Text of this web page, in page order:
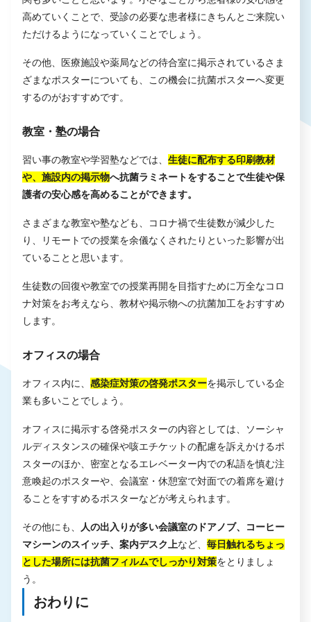
高めていくことで、受診の必要な患者様にきちんとご来院い
ただけるようになっていくことでしょう。
その他、医療施設や薬局などの待合室に掲示されているさま
ざまなポスターについても、この機会に抗菌ポスターへ変更
するのがおすすめです。
教室・塾の場合
習い事の教室や学習塾などでは、 生徒に配布する印刷教材
や、施設内の掲示物へ抗菌ラミネートをすることで生徒や保
護者の安心感を高めることができます。
さまざまな教室や塾なども、コロナ禍で生徒数が減少した
り、リモートでの授業を余儀なくされたりといった影響が出
ていることと思います。
生徒数の回復や教室での授業再開を目指すために万全なコロ
ナ対策をお考えなら、教材や掲示物への抗菌加工をおすすめ
します。
オフィスの場合
オフィス内に、 感染症対策の啓発ポスターを掲示している企
業も多いことでしょう。
オフィスに掲示する啓発ポスターの内容としては、ソーシャ
ルディスタンスの確保や咳エチケットの配慮を訴えかけるポ
スターのほか、密室となるエレベーター内での私語を慎む注
意喚起のポスターや、会議室・休憩室で対面での着席を避け
ることをすすめるポスターなどが考えられます。
その他にも、
人の出入りが多い会議室のドアノブ、コーヒー
マシーンのスイッチ、案内デスク上など、 毎日触れるちょっ
とした場所には抗菌フィルムでしっかり対策をとりましょ
う。
おわりに